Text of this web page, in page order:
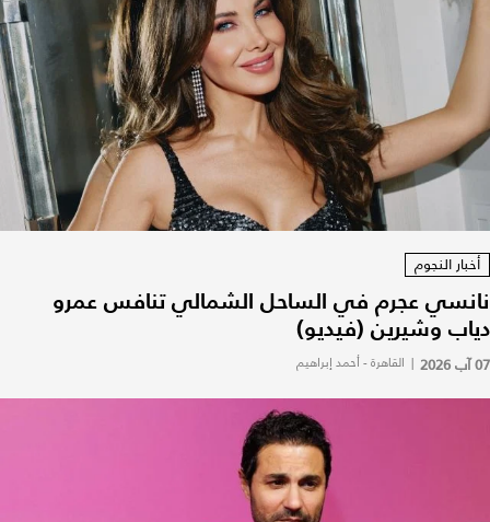
أخبار النجوم
نانسي عجرم في الساحل الشمالي تنافس عمرو
دياب وشيرين (فيديو)
07 آب 2026 | القاهرة - أحمد إبراهيم